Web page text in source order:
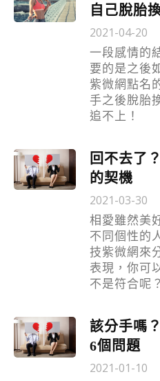
自己脫胎
2021-04-20
一段感情的
要的是之後
紫微網點名
手之後脫胎
追不上！
回不去了
的契機
2021-03-30
相愛雖然美
不同個性的
技紫微網來
表現，你可
不是符合呢？
該分手嗎
6個問題
2021-01-10